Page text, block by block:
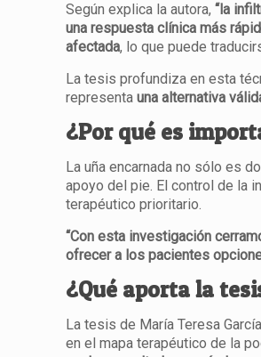
Según explica la autora,“la
una respuesta clínica más
afectada, lo que puede
La tesis profundiza en esta
representauna alternativa
¿Por qué es
La uña encarnada no sólo es
apoyo del pie. El control de la
terapéutico prioritario.
“Con esta investigación
ofrecer a los pacientes
¿Qué aporta la
La tesis de María Teresa
en el mapa terapéutico de la